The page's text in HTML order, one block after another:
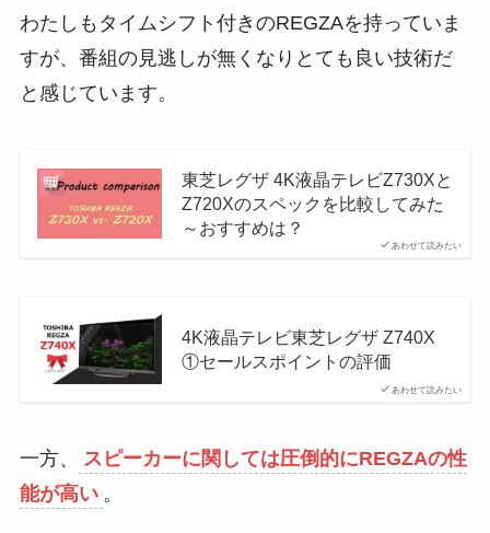
わたしもタイムシフト付きのREGZAを持っていま
すが、番組の見逃しが無くなりとても良い技術だ
と感じています。
あわせて読みたい
東芝レグザ 4K液晶テレビZ730Xと
Z720Xのスペックを比較してみた
～おすすめは？
あわせて読みたい
4K液晶テレビ東芝レグザ Z740X
①セールスポイントの評価
一方、
スピーカーに関しては圧倒的にREGZAの性
能が高い 。